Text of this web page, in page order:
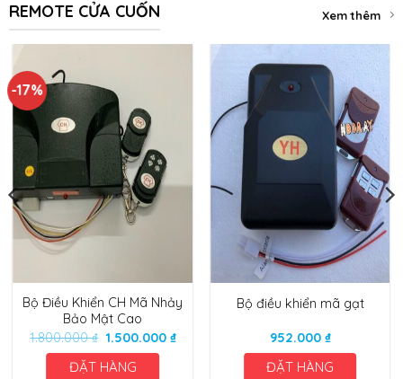
REMOTE CỬA CUỐN Xem thêm
-17%
Bộ Điều Khiển CH Mã Nhảy
Bảo Mật Cao
1.800.000₫ Giá
gốc
là:
1.800.000 ₫.
1.500.000 ₫Giá
ĐẶT HÀNG
Bộ điều khiển mã gạt
952.000 ₫
ĐẶT HÀNG